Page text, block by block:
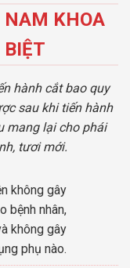
NAM KHOA
BIỆT
hành cắt bao quy
sau khi tiến hành
mang lại cho phái
tươi mới.
không gây
bệnh nhân,
không gây
phụ nào.